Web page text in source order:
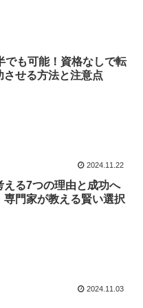
でも可能！資格なしで転
させる方法と注意点
2024.11.22
える7つの理由と成功へ
専門家が教える賢い選択
2024.11.03